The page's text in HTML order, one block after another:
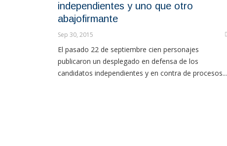
independientes y uno que otro
abajofirmante
Sep 30, 2015
El pasado 22 de septiembre cien personajes
publicaron un desplegado en defensa de los
candidatos independientes y en contra de procesos...